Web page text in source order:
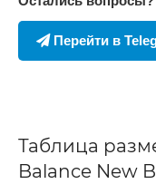
Перейти в
Таблица
Balance New